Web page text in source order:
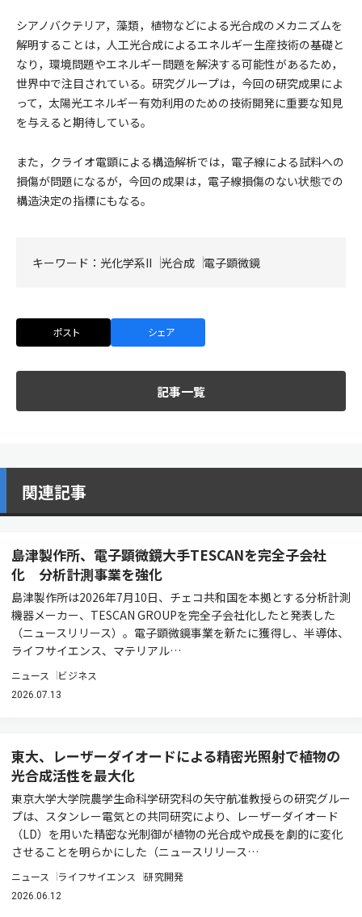
シアノバクテリア，藻類，植物などによる光合成のメカニズムを
解明することは，人工光合成によるエネルギー生産技術の基礎と
なり，環境問題やエネルギー問題を解決する可能性があるため，
世界中で注目されている。研究グループは，今回の研究成果によ
って，太陽光エネルギー有効利用のための技術開発に重要な知見
を与えると期待している。
また，クライオ電顕による構造解析では，電子線による試料への
損傷が問題になるが，今回の成果は，電子線損傷のない状態での
構造決定の指標にもなる。
キーワード： 光化学系II 光合成 電子顕微鏡
ポスト シェア
記事一覧
関連記事
島津製作所、電子顕微鏡大手TESCANを完全子会社
化 分析計測事業を強化
島津製作所は2026年7月10日、チェコ共和国を本拠とする分析計測
機器メーカー、TESCAN GROUPを完全子会社化したと発表した
（ニュースリリース）。電子顕微鏡事業を新たに獲得し、半導体、
ライフサイエンス、マテリアル…
ニュース ビジネス
2026.07.13
東大、レーザーダイオードによる精密光照射で植物の
光合成活性を最大化
東京大学大学院農学生命科学研究科の矢守航准教授らの研究グルー
プは、スタンレー電気との共同研究により、レーザーダイオード
（LD）を用いた精密な光制御が植物の光合成や成長を劇的に変化
させることを明らかにした（ニュースリリース…
ニュース ライフサイエンス 研究開発
2026.06.12